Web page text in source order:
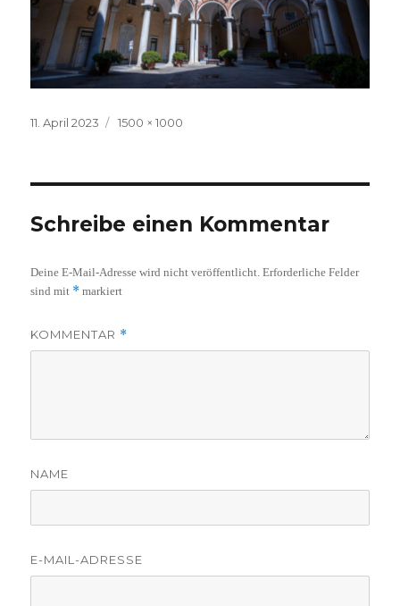
Veröffentlicht
11. April 2023
Volle
1500 × 1000
Schreibe einen Kommentar
Deine E-Mail-Adresse wird nicht veröffentlicht. Erforderliche Felder
sind mit * markiert
KOMMENTAR *
NAME
E-MAIL-ADRESSE